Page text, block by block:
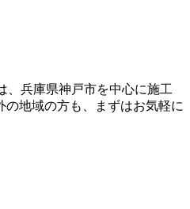
、兵庫県神戸市を中心に施工
の地域の方も、まずはお気軽に